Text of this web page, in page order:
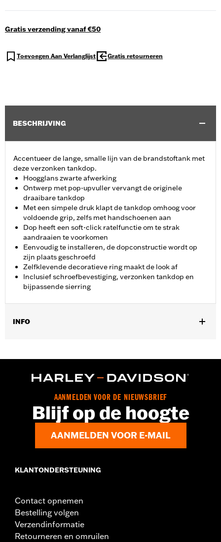
Gratis verzending vanaf €50
Toevoegen Aan Verlanglijst Gratis retourneren
BESCHRIJVING
Accentueer de lange, smalle lijn van de brandstoftank met
deze verzonken tankdop.
Hoogglans zwarte afwerking
Ontwerp met pop-upvuller vervangt de originele
draaibare tankdop
Met een simpele druk klapt de tankdop omhoog voor
voldoende grip, zelfs met handschoenen aan
Dop heeft een soft-click ratelfunctie om te strak
aandraaien te voorkomen
Eenvoudig te installeren, de dopconstructie wordt op
zijn plaats geschroefd
Zelfklevende decoratieve ring maakt de look af
Inclusief schroefbevestiging, verzonken tankdop en
bijpassende sierring
INFO
Per stuk verkocht:
Elk
bijpassende sierring en installatiehandleiding
AANMELDEN VOOR DE NIEUWSBRIEF
Blijf op de hoogte
AANMELDEN VOOR E-MAIL
KLANTONDERSTEUNING
Contact opnemen
Bestelling volgen
Verzendinformatie
Retourneren en omruilen